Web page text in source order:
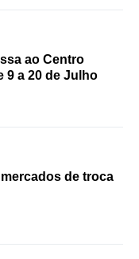
ao Centro
9 a 20 de Julho
mercados de troca